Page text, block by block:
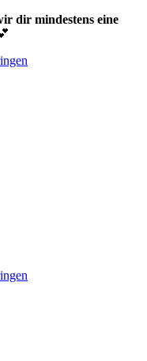
dir mindestens eine